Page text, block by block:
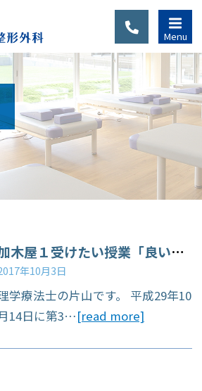
Menu
ご
約制で
別の症
ガで通
は、
予
きま
加木屋１受けたい授業「良い歩き方ってなんだろう？」
年10月3日
学療法士の片山です。 平成29年10
14日に第3…[read more]